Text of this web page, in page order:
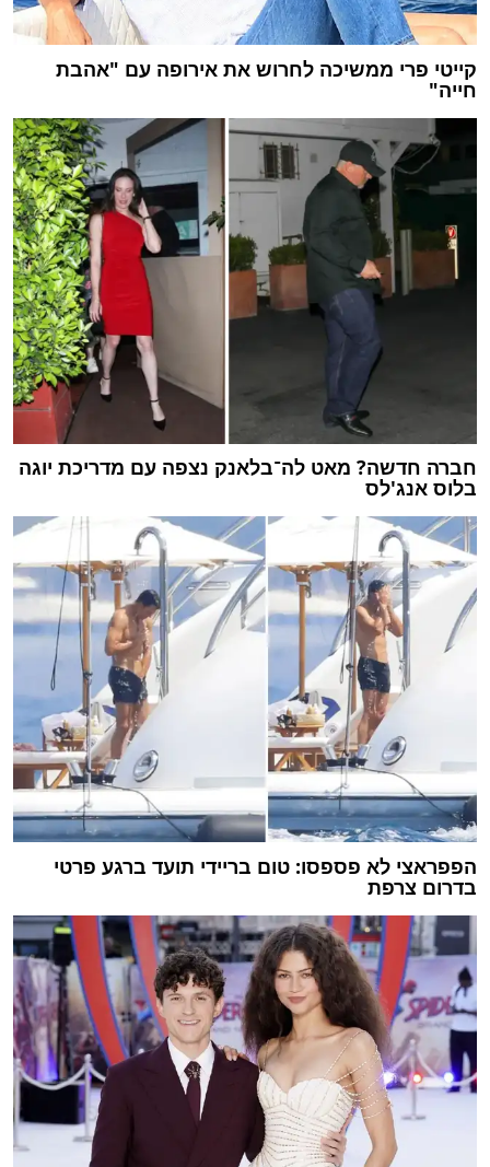
קייטי פרי ממשיכה לחרוש את אירופה עם "אהבת
חייה"
חברה חדשה? מאט לה־בלאנק נצפה עם מדריכת יוגה
בלוס אנג'לס
הפפראצי לא פספסו: טום בריידי תועד ברגע פרטי
בדרום צרפת